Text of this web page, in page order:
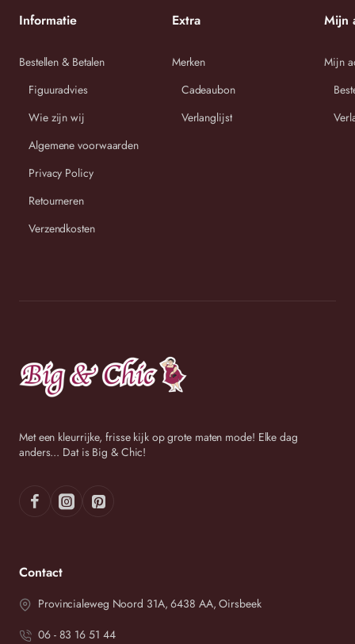
XL =
70 cm
XXL= 56 97 cm 73 cm
cm
te versturen.
Informatie
Bestellen & Betalen
Figuuradvies
Wie zijn wij
Algemene voorwaarden
Privacy Policy
Retourneren
Verzendkosten
Extra
Merken
Cadeaubon
Verlanglijst
Mijn
Mijn
Met een kleurrijke, frisse kijk op grote maten mode! Elke dag
anders... Dat is Big & Chic!
Contact
Provincialeweg Noord 31A, 6438 AA, Oirsbeek
06 - 83 16 51 44